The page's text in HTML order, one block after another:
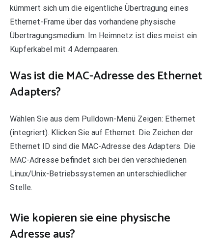
kümmert sich um die eigentliche Übertragung eines
Ethernet-Frame über das vorhandene physische
Übertragungsmedium. Im Heimnetz ist dies meist ein
Kupferkabel mit 4 Adernpaaren.
Was ist die MAC-Adresse des Ethernet
Adapters?
Wählen Sie aus dem Pulldown-Menü Zeigen: Ethernet
(integriert). Klicken Sie auf Ethernet. Die Zeichen der
Ethernet ID sind die MAC-Adresse des Adapters. Die
MAC-Adresse befindet sich bei den verschiedenen
Linux/Unix-Betriebssystemen an unterschiedlicher
Stelle.
Wie kopieren sie eine physische
Adresse aus?